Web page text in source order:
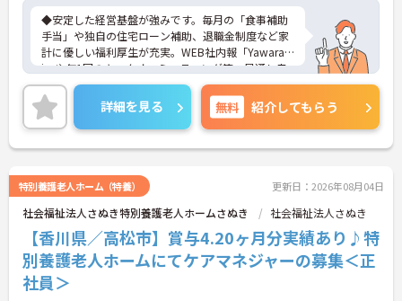
◆安定した経営基盤が強みです。毎月の「食事補助
手当」や独自の住宅ローン補助、退職金制度など家
計に優しい福利厚生が充実。WEB社内報「Yawarag
i」や年1回のキックオフミーティング等、風通し良
く温かいコミュニケーションを育む環境が整ってい
ます。
◆若手～中高年まで幅広い年代が活躍中！短時間正
社員制度などライフスタイルに合わせた柔軟な働き
方が可能です。産休・育休の取得を推進しており、
付金＋（プラス）」をご用意。子育て世代のキャリ
アを強力に支援します。
◆働きながら成長！資格取得を最大10万円補助 多職
種連携で専門知識が磨けるチームケア実践 頑張りや
スキルが給与・役職にしっかり反映。 明確なキャリ
アパス制度が整っている環境で、 目標を持って長く
活躍できます！
詳細を見る 無料 紹介してもらう
特別養護老人ホーム（特養） 更新日：2026年08月04日
社会福祉法人さぬき特別養護老人ホームさぬき 社会福祉法人さぬき
【香川県／高松市】賞与4.20ヶ月分実績あり♪特
別養護老人ホームにてケアマネジャーの募集＜正
社員＞